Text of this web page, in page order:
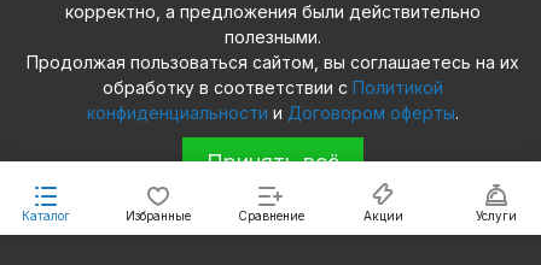
Каталог Избранные Сравнение Акции Услуги
ОГРН: 1156230000080
корректно, а предложения были действительно
полезными.
Продолжая пользоваться сайтом, вы соглашаетесь на их
обработку в соответствии с Политикой
конфиденциальности и Договором оферты.
Принять всё
Конфиденциальность Оферта